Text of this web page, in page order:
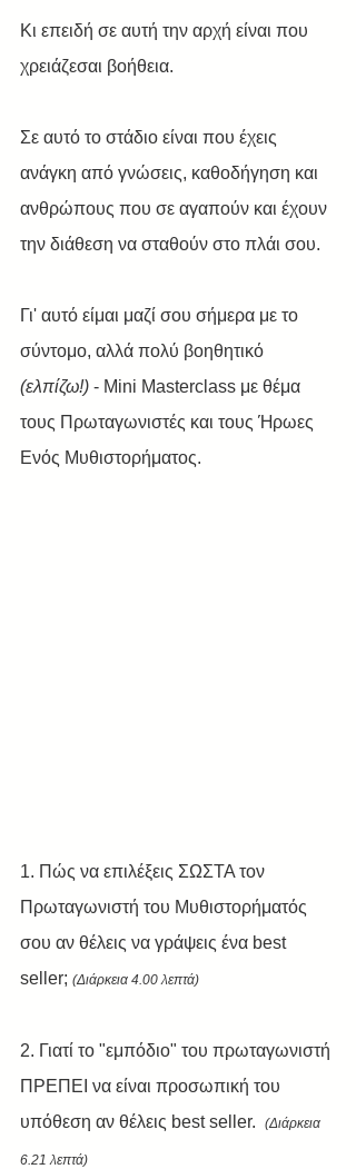
Κι επειδή σε αυτή την αρχή είναι που
χρειάζεσαι βοήθεια.
Σε αυτό το στάδιο είναι που έχεις
ανάγκη από γνώσεις, καθοδήγηση και
ανθρώπους που σε αγαπούν και έχουν
την διάθεση να σταθούν στο πλάι σου.
Γι' αυτό είμαι μαζί σου σήμερα με το
σύντομο, αλλά πολύ βοηθητικό
(ελπίζω!) - Mini Masterclass με θέμα
τους Πρωταγωνιστές και τους Ήρωες
Ενός Μυθιστορήματος.
1. Πώς να επιλέξεις ΣΩΣΤΑ τον
Πρωταγωνιστή του Μυθιστορήματός
σου αν θέλεις να γράψεις ένα best
seller; (Διάρκεια 4.00 λεπτά)
2. Γιατί το "εμπόδιο" του πρωταγωνιστή
ΠΡΕΠΕΙ να είναι προσωπική του
υπόθεση αν θέλεις best seller.
(Διάρκεια
6.21 λεπτά)